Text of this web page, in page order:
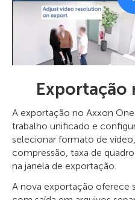
Exportação
A exportação no Axxon
trabalho unificado e
selecionar formato de
compressão, taxa de
na janela de exportação.
A nova exportação oferece